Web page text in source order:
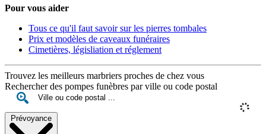
Pour vous aider
Tous ce qu'il faut savoir sur les pierres tombales
Prix et modèles de caveaux funéraires
Cimetières, législiation et réglement
Trouvez les meilleurs marbriers proches de chez vous
Rechercher des pompes funèbres par ville ou code postal
Prévoyance